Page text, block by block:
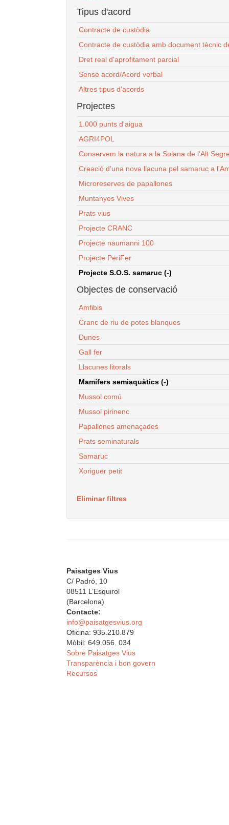
Tipus d'acord
Contracte de custòdia
Contracte de custòdia amb document tècnic
Dret real d'aprofitament parcial
Sense acord/Acord verbal
Altres tipus d'acords
Projectes
1.000 punts d'aigua
AGRI4POL
Conservem la natura a la Solana de l'Alt
Creació d'una nova llacuna pel samaruc a
Microreserves de papallones
Muntanyes Vives
Prats vius
Projecte CRANC
Projecte naumanni 100
Projecte PeriFer
Projecte S.O.S. samaruc (-)
Objectes de conservació
Amfibis
Cranc de riu de potes blanques
Dunes
Gall fer
Llacunes litorals
Mamífers semiaquàtics (-)
Mussol comú
Mussol pirinenc
Papallones amenaçades
Prats seminaturals
Samaruc
Xoriguer petit
Eliminar filtres
Paisatges Vius
C/ Padró, 10
08511 L’Esquirol
(Barcelona)
Contacte:
info@paisatgesvius.org
Oficina: 935.210.879
Mòbil: 649.056. 034
Sobre Paisatges Vius
Transparència i bon govern
Recursos